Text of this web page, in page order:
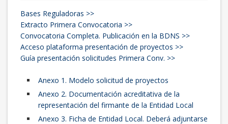
Bases Reguladoras >>
Extracto Primera Convocatoria >>
Convocatoria Completa. Publicación en la BDNS >>
Acceso plataforma presentación de proyectos >>
Guía presentación solicitudes Primera Conv. >>
Anexo 1. Modelo solicitud de proyectos
Anexo 2. Documentación acreditativa de la
representación del firmante de la Entidad Local
Anexo 3. Ficha de Entidad Local. Deberá adjuntarse